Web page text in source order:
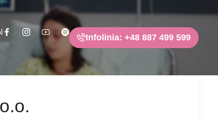
Infolinia: +48 887 499 599